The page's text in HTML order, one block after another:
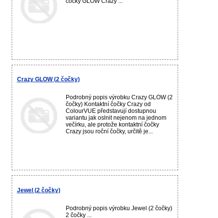
Crazy GLOW (2 čočky)
Podrobný popis výrobku Crazy GLOW (2
čočky) Kontaktní čočky Crazy od
ColourVUE představují dostupnou
variantu jak oslnit nejenom na jednom
večírku, ale protože kontaktní čočky
Crazy jsou roční čočky, určitě je...
Jewel (2 čočky)
Podrobný popis výrobku Jewel (2 čočky)
2 čočky ...